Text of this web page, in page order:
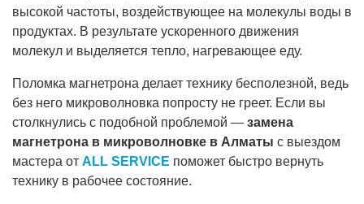
высокой частоты, воздействующее на молекулы воды в
продуктах. В результате ускоренного движения
молекул и выделяется тепло, нагревающее еду.
Поломка магнетрона делает технику бесполезной, ведь
без него микроволновка попросту не греет. Если вы
столкнулись с подобной проблемой — замена
магнетрона в микроволновке в Алматы с выездом
мастера от ALL SERVICE поможет быстро вернуть
технику в рабочее состояние.